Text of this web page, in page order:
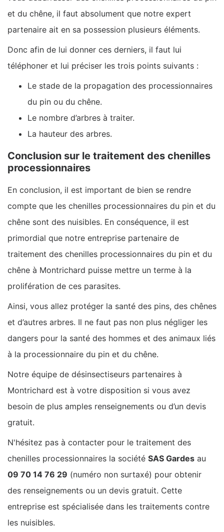
et du chêne, il faut absolument que notre expert
partenaire ait en sa possession plusieurs éléments.
Donc afin de lui donner ces derniers, il faut lui
téléphoner et lui préciser les trois points suivants :
Le stade de la propagation des processionnaires
du pin ou du chêne.
Le nombre d’arbres à traiter.
La hauteur des arbres.
Conclusion sur le traitement des chenilles
processionnaires
En conclusion, il est important de bien se rendre
compte que les chenilles processionnaires du pin et du
chêne sont des nuisibles. En conséquence, il est
primordial que notre entreprise partenaire de
traitement des chenilles processionnaires du pin et du
chêne à Montrichard puisse mettre un terme à la
prolifération de ces parasites.
Ainsi, vous allez protéger la santé des pins, des chênes
et d’autres arbres. Il ne faut pas non plus négliger les
dangers pour la santé des hommes et des animaux liés
à la processionnaire du pin et du chêne.
Notre équipe de désinsectiseurs partenaires à
Montrichard est à votre disposition si vous avez
besoin de plus amples renseignements ou d’un devis
gratuit.
N'hésitez pas à contacter pour le traitement des
chenilles processionnaires la société SAS Gardes au
09 70 14 76 29 (numéro non surtaxé) pour obtenir
des renseignements ou un devis gratuit. Cette
entreprise est spécialisée dans les traitements contre
les nuisibles.